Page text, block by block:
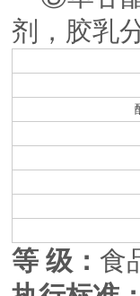
剂，胶乳
等 级： 食